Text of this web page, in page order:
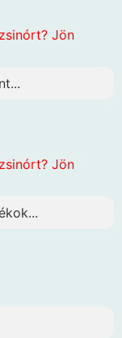
Jön
Jön